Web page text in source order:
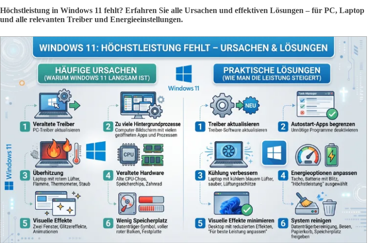
Höchstleistung in Windows 11 fehlt? Erfahren Sie alle Ursachen und effektiven Lösungen – für PC, Laptop
und alle relevanten Treiber und Energieeinstellungen.